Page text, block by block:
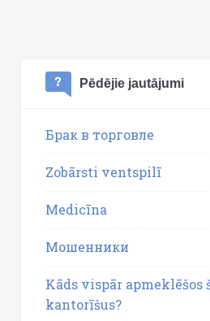
Pēdējie jautājumi
Брак в торговле
Zobārsti ventspilī
Medicīna
Мошенники
Kāds vispār apmeklēšos
kantorīšus?